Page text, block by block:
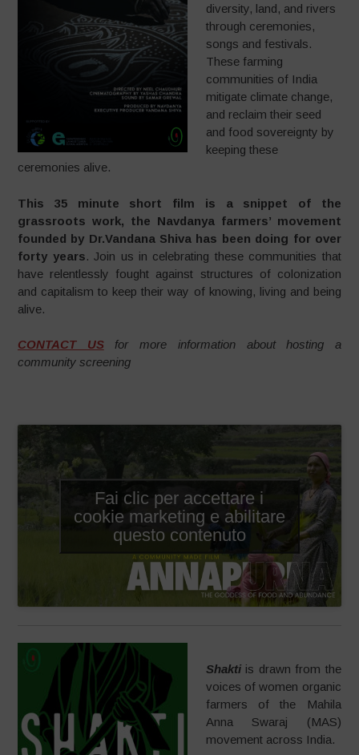
diversity, land, and rivers
through ceremonies,
songs and festivals.
These farming
communities of India
mitigate climate change,
and reclaim their seed
and food sovereignty by
keeping these
ceremonies alive.
This 35 minute short film is a snippet of the
grassroots work, the Navdanya farmers’ movement
founded by Dr.Vandana Shiva has been doing for over
forty years. Join us in celebrating these communities that
have relentlessly fought against structures of colonization
and capitalism to keep their way of knowing, living and being
alive.
CONTACT USfor more information about hosting a
community screening
Fai clic per accettare i
cookie marketing e abilitare
questo contenuto
Shakti is drawn from the
voices of women organic
farmers of the Mahila
Anna Swaraj (MAS)
movement across India.